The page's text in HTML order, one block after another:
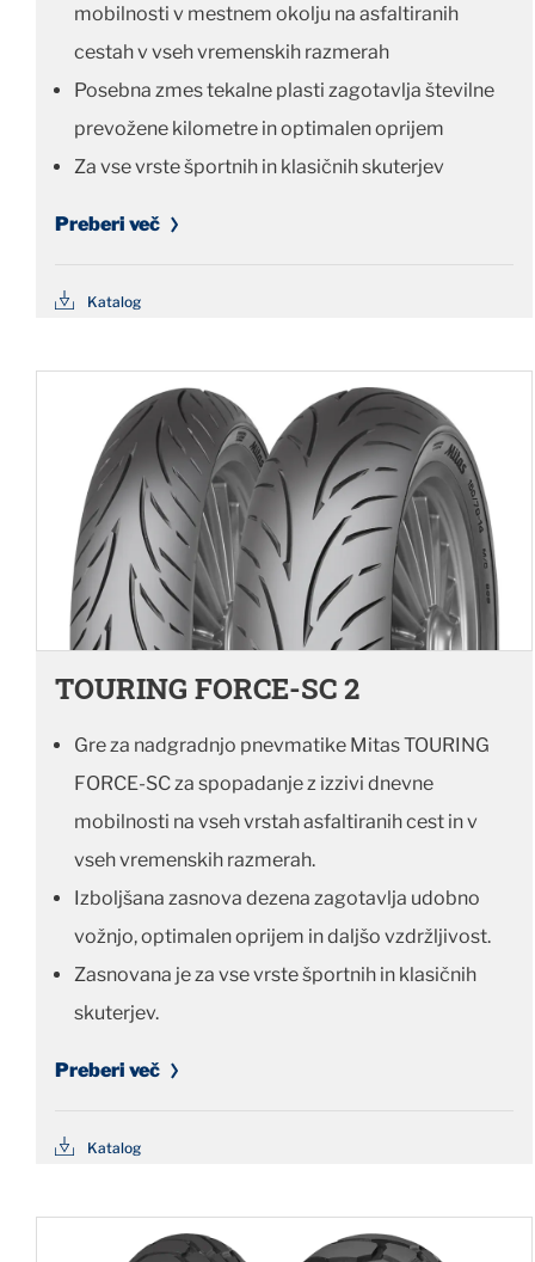
mobilnosti v mestnem okolju na asfaltiranih
cestah v vseh vremenskih razmerah
Posebna zmes tekalne plasti zagotavlja številne
prevožene kilometre in optimalen oprijem
Za vse vrste športnih in klasičnih skuterjev
Preberi več
Katalog
TOURING FORCE-SC 2
Gre za nadgradnjo pnevmatike Mitas TOURING
FORCE-SC za spopadanje z izzivi dnevne
mobilnosti na vseh vrstah asfaltiranih cest in v
vseh vremenskih razmerah.
Izboljšana zasnova dezena zagotavlja udobno
vožnjo, optimalen oprijem in daljšo vzdržljivost.
Zasnovana je za vse vrste športnih in klasičnih
skuterjev.
Preberi več
Katalog